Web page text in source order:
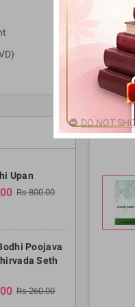
Upan
Rs 800.00
Poojava
Seth
Rs 260.00
DO NOT